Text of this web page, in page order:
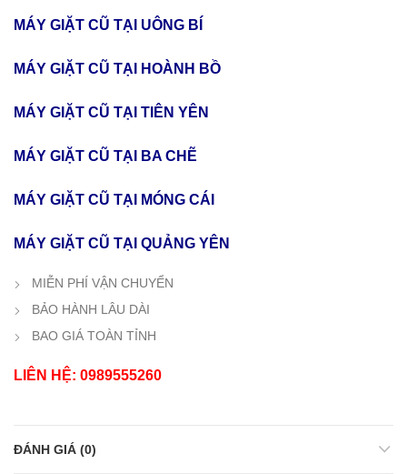
MÁY GIẶT CŨ TẠI UÔNG BÍ
MÁY GIẶT CŨ TẠI HOÀNH BỒ
MÁY GIẶT CŨ TẠI TIÊN YÊN
MÁY GIẶT CŨ TẠI BA CHẼ
MÁY GIẶT CŨ TẠI MÓNG CÁI
MÁY GIẶT CŨ TẠI QUẢNG YÊN
MIỄN PHÍ VẬN CHUYỂN
BẢO HÀNH LÂU DÀI
BAO GIÁ TOÀN TỈNH
LIÊN HỆ: 0989555260
ĐÁNH GIÁ (0)